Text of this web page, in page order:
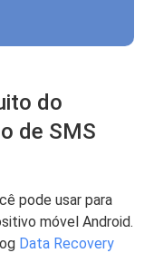
do
de SMS
pode usar para
móvel Android.
Data Recovery